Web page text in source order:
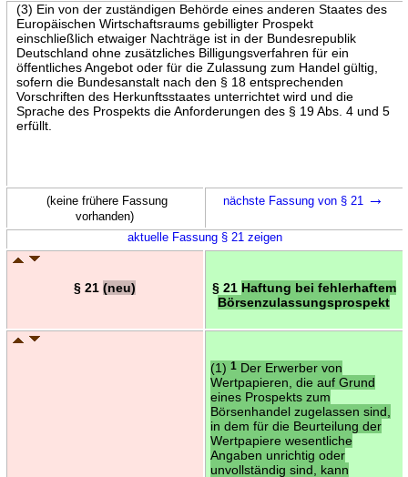
(3) Ein von der zuständigen Behörde eines anderen Staates des
Europäischen Wirtschaftsraums gebilligter Prospekt
einschließlich etwaiger Nachträge ist in der Bundesrepublik
Deutschland ohne zusätzliches Billigungsverfahren für ein
öffentliches Angebot oder für die Zulassung zum Handel gültig,
sofern die Bundesanstalt nach den § 18 entsprechenden
Vorschriften des Herkunftsstaates unterrichtet wird und die
Sprache des Prospekts die Anforderungen des § 19 Abs. 4 und 5
erfüllt.
(keine frühere Fassung
vorhanden)
nächste Fassung von § 21 →
aktuelle Fassung § 21 zeigen
§ 21 (neu) § 21 Haftung bei fehlerhaftem
Börsenzulassungsprospekt
(1) 1Der Erwerber von
Wertpapieren, die auf Grund
eines Prospekts zum
Börsenhandel zugelassen sind,
in dem für die Beurteilung der
Wertpapiere wesentliche
Angaben unrichtig oder
unvollständig sind, kann